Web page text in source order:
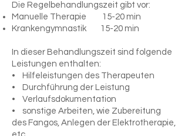
Die Regelbehandlungszeit gibt vor:
Manuelle Therapie 15-20 min
Krankengymnastik 15-20 min
In dieser Behandlungszeit sind folgende
Leistungen enthalten:
• Hilfeleistungen des Therapeuten
• Durchführung der Leistung
• Verlaufsdokumentation
• sonstige Arbeiten, wie Zubereitung
des Fangos, Anlegen der Elektrotherapie,